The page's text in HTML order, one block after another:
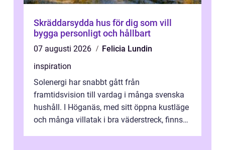
Skräddarsydda hus för dig som vill
bygga personligt och hållbart
07 augusti 2026
Felicia Lundin
inspiration
Solenergi har snabbt gått från
framtidsvision till vardag i många svenska
hushåll. I Höganäs, med sitt öppna kustläge
och många villatak i bra väderstreck, finns